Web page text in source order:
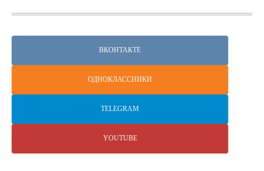
ВКОНТАКТЕ
ОДНОКЛАССНИКИ
TELEGRAM
YOUTUBE